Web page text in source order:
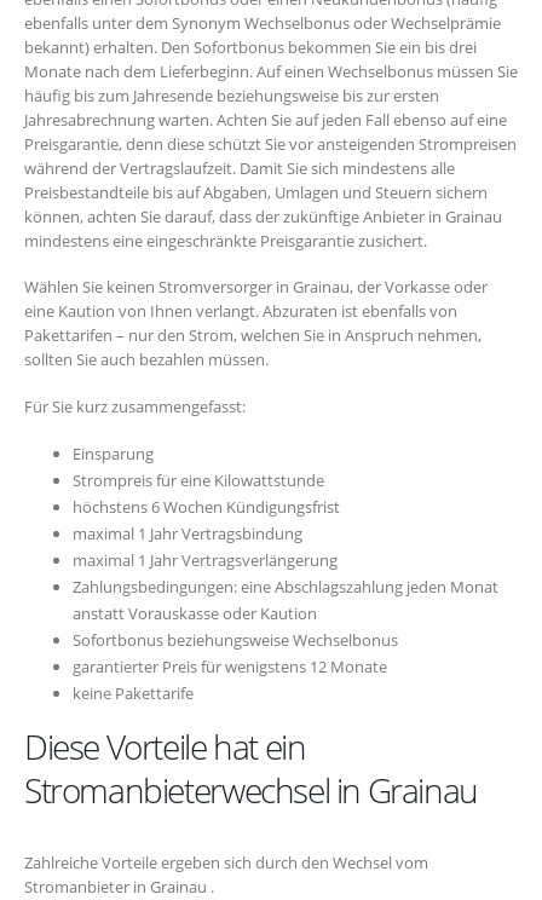
ebenfalls unter dem Synonym Wechselbonus oder Wechselprämie
bekannt) erhalten. Den Sofortbonus bekommen Sie ein bis drei
Monate nach dem Lieferbeginn. Auf einen Wechselbonus müssen Sie
häufig bis zum Jahresende beziehungsweise bis zur ersten
Jahresabrechnung warten. Achten Sie auf jeden Fall ebenso auf eine
Preisgarantie, denn diese schützt Sie vor ansteigenden Strompreisen
während der Vertragslaufzeit. Damit Sie sich mindestens alle
Preisbestandteile bis auf Abgaben, Umlagen und Steuern sichern
können, achten Sie darauf, dass der zukünftige Anbieter in Grainau
mindestens eine eingeschränkte Preisgarantie zusichert.
Wählen Sie keinen Stromversorger in Grainau, der Vorkasse oder
eine Kaution von Ihnen verlangt. Abzuraten ist ebenfalls von
Pakettarifen – nur den Strom, welchen Sie in Anspruch nehmen,
sollten Sie auch bezahlen müssen.
Für Sie kurz zusammengefasst:
Einsparung
Strompreis für eine Kilowattstunde
höchstens 6 Wochen Kündigungsfrist
maximal 1 Jahr Vertragsbindung
maximal 1 Jahr Vertragsverlängerung
Zahlungsbedingungen: eine Abschlagszahlung jeden Monat
anstatt Vorauskasse oder Kaution
Sofortbonus beziehungsweise Wechselbonus
garantierter Preis für wenigstens 12 Monate
keine Pakettarife
Diese Vorteile hat ein
Stromanbieterwechsel in Grainau
Zahlreiche Vorteile ergeben sich durch den Wechsel vom
Stromanbieter in Grainau .